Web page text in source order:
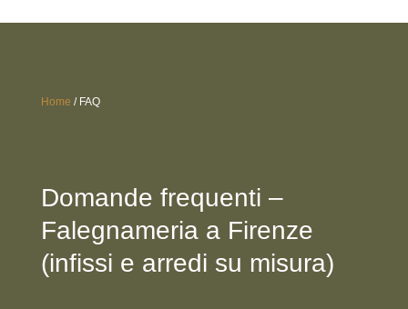
Home / FAQ
Domande frequenti –
Falegnameria a Firenze
(infissi e arredi su misura)